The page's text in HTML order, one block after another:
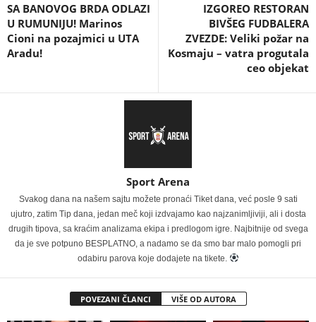
SA BANOVOG BRDA ODLAZI
U RUMUNIJU! Marinos
Cioni na pozajmici u UTA
Aradu!
IZGOREO RESTORAN
BIVŠEG FUDBALERA
ZVEZDE: Veliki požar na
Kosmaju – vatra progutala
ceo objekat
Sport Arena
Svakog dana na našem sajtu možete pronaći Tiket dana, već posle 9 sati
ujutro, zatim Tip dana, jedan meč koji izdvajamo kao najzanimljiviji, ali i dosta
drugih tipova, sa kraćim analizama ekipa i predlogom igre. Najbitnije od svega
da je sve potpuno BESPLATNO, a nadamo se da smo bar malo pomogli pri
odabiru parova koje dodajete na tikete.
POVEZANI ČLANCI VIŠE OD AUTORA